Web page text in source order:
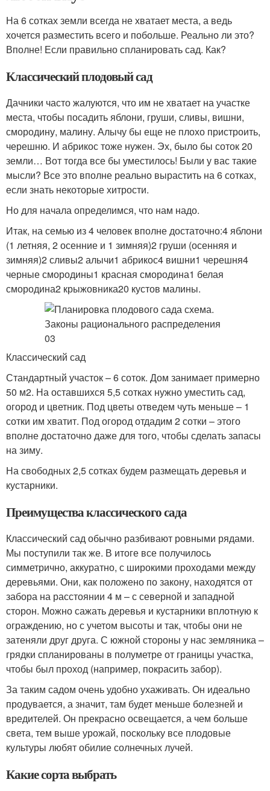
На 6 сотках земли всегда не хватает места, а ведь
хочется разместить всего и побольше. Реально ли это?
Вполне! Если правильно спланировать сад. Как?
Классический плодовый сад
Дачники часто жалуются, что им не хватает на участке
места, чтобы посадить яблони, груши, сливы, вишни,
смородину, малину. Алычу бы еще не плохо пристроить,
черешню. И абрикос тоже нужен. Эх, было бы соток 20
земли… Вот тогда все бы уместилось! Были у вас такие
мысли? Все это вполне реально вырастить на 6 сотках,
если знать некоторые хитрости.
Но для начала определимся, что нам надо.
Итак, на семью из 4 человек вполне достаточно:4 яблони
(1 летняя, 2 осенние и 1 зимняя)2 груши (осенняя и
зимняя)2 сливы2 алычи1 абрикос4 вишни1 черешня4
черные смородины1 красная смородина1 белая
смородина2 крыжовника20 кустов малины.
Классический сад
Стандартный участок – 6 соток. Дом занимает примерно
50 м2. На оставшихся 5,5 сотках нужно уместить сад,
огород и цветник. Под цветы отведем чуть меньше – 1
сотки им хватит. Под огород отдадим 2 сотки – этого
вполне достаточно даже для того, чтобы сделать запасы
на зиму.
На свободных 2,5 сотках будем размещать деревья и
кустарники.
Преимущества классического сада
Классический сад обычно разбивают ровными рядами.
Мы поступили так же. В итоге все получилось
симметрично, аккуратно, с широкими проходами между
деревьями. Они, как положено по закону, находятся от
забора на расстоянии 4 м – с северной и западной
сторон. Можно сажать деревья и кустарники вплотную к
ограждению, но с учетом высоты и так, чтобы они не
затеняли друг друга. С южной стороны у нас земляника –
грядки спланированы в полуметре от границы участка,
чтобы был проход (например, покрасить забор).
За таким садом очень удобно ухаживать. Он идеально
продувается, а значит, там будет меньше болезней и
вредителей. Он прекрасно освещается, а чем больше
света, тем выше урожай, поскольку все плодовые
культуры любят обилие солнечных лучей.
Какие сорта выбрать